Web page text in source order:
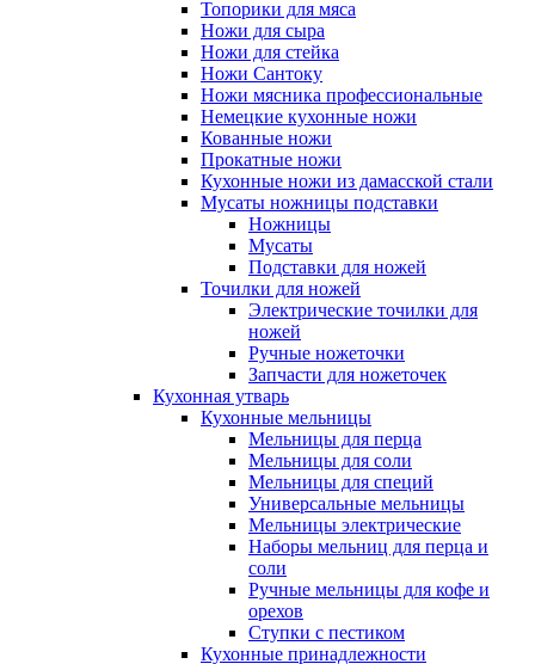
Топорики для мяса
Ножи для сыра
Ножи для стейка
Ножи Сантоку
Ножи мясника профессиональные
Немецкие кухонные ножи
Кованные ножи
Прокатные ножи
Кухонные ножи из дамасской стали
Мусаты ножницы подставки
Ножницы
Мусаты
Подставки для ножей
Точилки для ножей
Электрические точилки для
ножей
Ручные ножеточки
Запчасти для ножеточек
Кухонная утварь
Кухонные мельницы
Мельницы для перца
Мельницы для соли
Мельницы для специй
Универсальные мельницы
Мельницы электрические
Наборы мельниц для перца и
соли
Ручные мельницы для кофе и
орехов
Ступки с пестиком
Кухонные принадлежности